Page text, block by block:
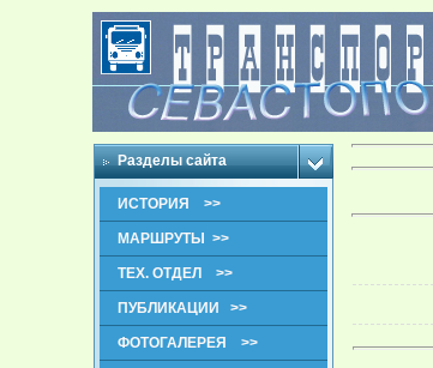
Разделы сайта
ИСТОРИЯ >>
МАРШРУТЫ >>
ТЕХ. ОТДЕЛ >>
ПУБЛИКАЦИИ >>
ФОТОГАЛЕРЕЯ >>